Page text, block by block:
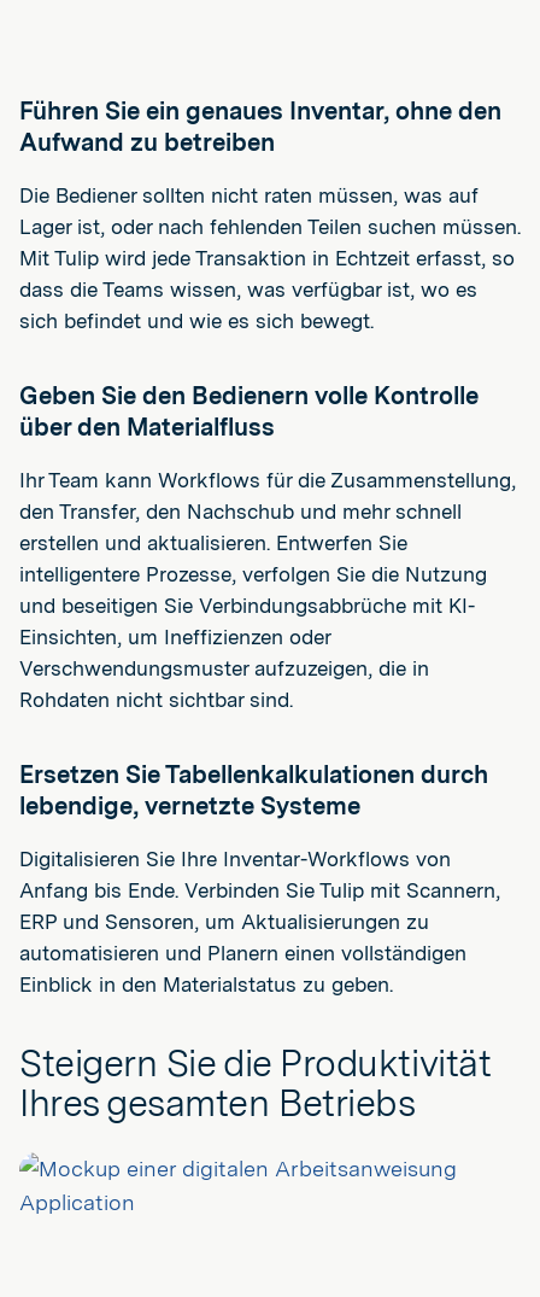
Führen Sie ein genaues Inventar, ohne den
Aufwand zu betreiben
Die Bediener sollten nicht raten müssen, was auf
Lager ist, oder nach fehlenden Teilen suchen müssen.
Mit Tulip wird jede Transaktion in Echtzeit erfasst, so
dass die Teams wissen, was verfügbar ist, wo es
sich befindet und wie es sich bewegt.
Geben Sie den Bedienern volle Kontrolle
über den Materialfluss
Ihr Team kann Workflows für die Zusammenstellung,
den Transfer, den Nachschub und mehr schnell
erstellen und aktualisieren. Entwerfen Sie
intelligentere Prozesse, verfolgen Sie die Nutzung
und beseitigen Sie Verbindungsabbrüche mit KI-
Einsichten, um Ineffizienzen oder
Verschwendungsmuster aufzuzeigen, die in
Rohdaten nicht sichtbar sind.
Ersetzen Sie Tabellenkalkulationen durch
lebendige, vernetzte Systeme
Digitalisieren Sie Ihre Inventar-Workflows von
Anfang bis Ende. Verbinden Sie Tulip mit Scannern,
ERP und Sensoren, um Aktualisierungen zu
automatisieren und Planern einen vollständigen
Einblick in den Materialstatus zu geben.
Steigern Sie die Produktivität
Ihres gesamten Betriebs